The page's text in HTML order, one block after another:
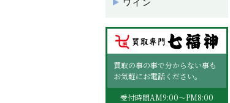
ワイン
買取の事の事で分からない事も
お気軽にお電話ください。
受付時間AM9:00～PM8:00